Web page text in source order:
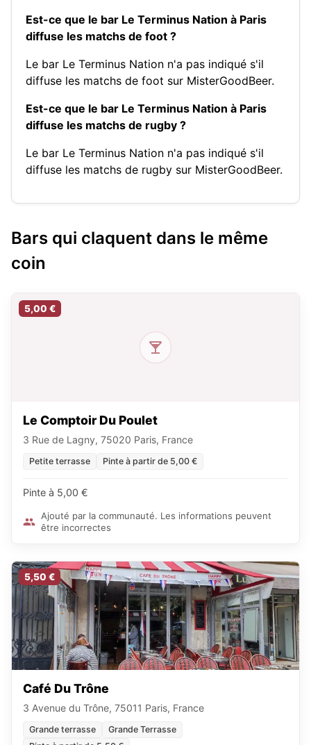
Est-ce que le bar Le Terminus Nation à Paris
diffuse les matchs de foot ?
Le bar Le Terminus Nation n'a pas indiqué s'il
diffuse les matchs de foot sur MisterGoodBeer.
Est-ce que le bar Le Terminus Nation à Paris
diffuse les matchs de rugby ?
Le bar Le Terminus Nation n'a pas indiqué s'il
diffuse les matchs de rugby sur MisterGoodBeer.
Bars qui claquent dans le même
coin
5,00 €
Le Comptoir Du Poulet
3 Rue de Lagny, 75020 Paris, France
Petite terrasse Pinte à partir de 5,00 €
Pinte à 5,00 €
Ajouté par la communauté. Les informations peuvent
être incorrectes
5,50 €
Café Du Trône
3 Avenue du Trône, 75011 Paris, France
Grande terrasse
Grande Terrasse